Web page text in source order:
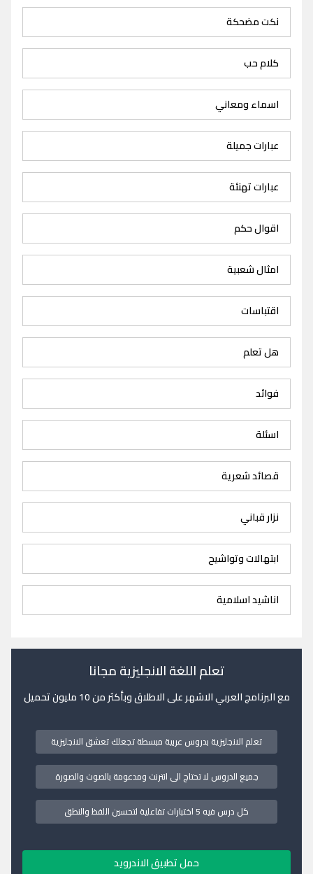
نكت مضحكة
كلام حب
اسماء ومعاني
عبارات جميلة
عبارات تهنئة
اقوال حكم
امثال شعبية
اقتباسات
هل تعلم
فوائد
اسئلة
قصائد شعرية
نزار قباني
ابتهالات وتواشيح
اناشيد اسلامية
تعلم اللغة الانجليزية مجانا
مع البرنامج العربي الاشهر على الاطلاق وبأكثر من 10 مليون تحميل
تعلم الانجليزية بدروس عربية مبسطة تجعلك تعشق الانجليزية
جميع الدروس لا تحتاج الى انترنت ومدعومة بالصوت والصورة
كل درس فيه 5 اختبارات تفاعلية لتحسين اللفظ والنطق
حمل تطبيق الاندرويد